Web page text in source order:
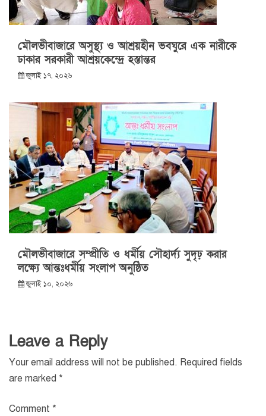
মৌলভীবাজারে অসুস্থ্য ও আশ্রয়হীন ভবঘুরে এক নারীকে
ঢাকার সরকারী আশ্রয়কেন্দ্রে হস্তান্তর
জুলাই ১৭, ২০২৬
মৌলভীবাজারে সম্প্রীতি ও ধর্মীয় সৌহার্দ্য সুদৃঢ় করার
লক্ষ্যে আন্তঃধর্মীয় সংলাপ অনুষ্ঠিত
জুলাই ১০, ২০২৬
Leave a Reply
Your email address will not be published. Required fields
are marked *
Comment *